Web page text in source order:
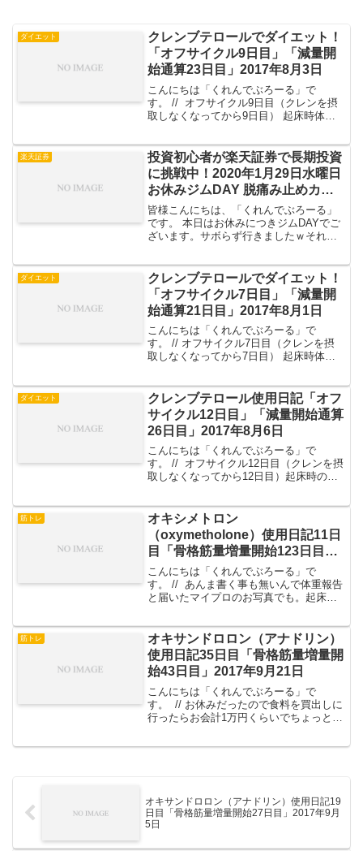
ダイエット
クレンブテロールでダイエット！
「オフサイクル9日目」「減量開
始通算23日目」2017年8月3日
こんにちは「くれんでぶろーる」で
す。 // オフサイクル9日目（クレンを摂
取しなくなってから9日目） 起床時体重
トータル－3.9kg パン食べた...
楽天証券
投資初心者が楽天証券で長期投資
に挑戦中！2020年1月29日水曜日
お休みジムDAY 脱痛み止めカウ
ント45日
皆様こんにちは、「くれんでぶろーる」
です。 本日はお休みにつきジムDAYでご
ざいます。サボらず行きましたｗそれに
ね。 それではトレーニングと手持ち商品
を見てみましょう。...
ダイエット
クレンブテロールでダイエット！
「オフサイクル7日目」「減量開
始通算21日目」2017年8月1日
こんにちは「くれんでぶろーる」で
す。 // オフサイクル7日目（クレンを摂
取しなくなってから7日目） 起床時体重
前日比－0.2kg トータル－3.8kg ...
ダイエット
クレンブテロール使用日記「オフ
サイクル12日目」「減量開始通算
26日目」2017年8月6日
こんにちは「くれんでぶろーる」で
す。 // オフサイクル12日目（クレンを摂
取しなくなってから12日目）起床時の体
ン5g、プロテイン20g・朝食：バナ...
筋トレ
オキシメトロン
（oxymetholone）使用日記11日
目「骨格筋量増量開始123日目」
2017年12月11日
こんにちは「くれんでぶろーる」で
す。 // あんま書く事も無いんで体重報告
と届いたマイプロのお写真でも。起床時
と2食とかになりがちなので、意識して...
筋トレ
オキサンドロロン（アナドリン）
使用日記35日目「骨格筋量増量開
始43日目」2017年9月21日
こんにちは「くれんでぶろーる」で
す。 // お休みだったので食料を買出しに
行ったらお会計1万円くらいでちょっと引
オキサンドロロン（アナドリン）使用日記19
日目「骨格筋量増量開始27日目」2017年9月
5日